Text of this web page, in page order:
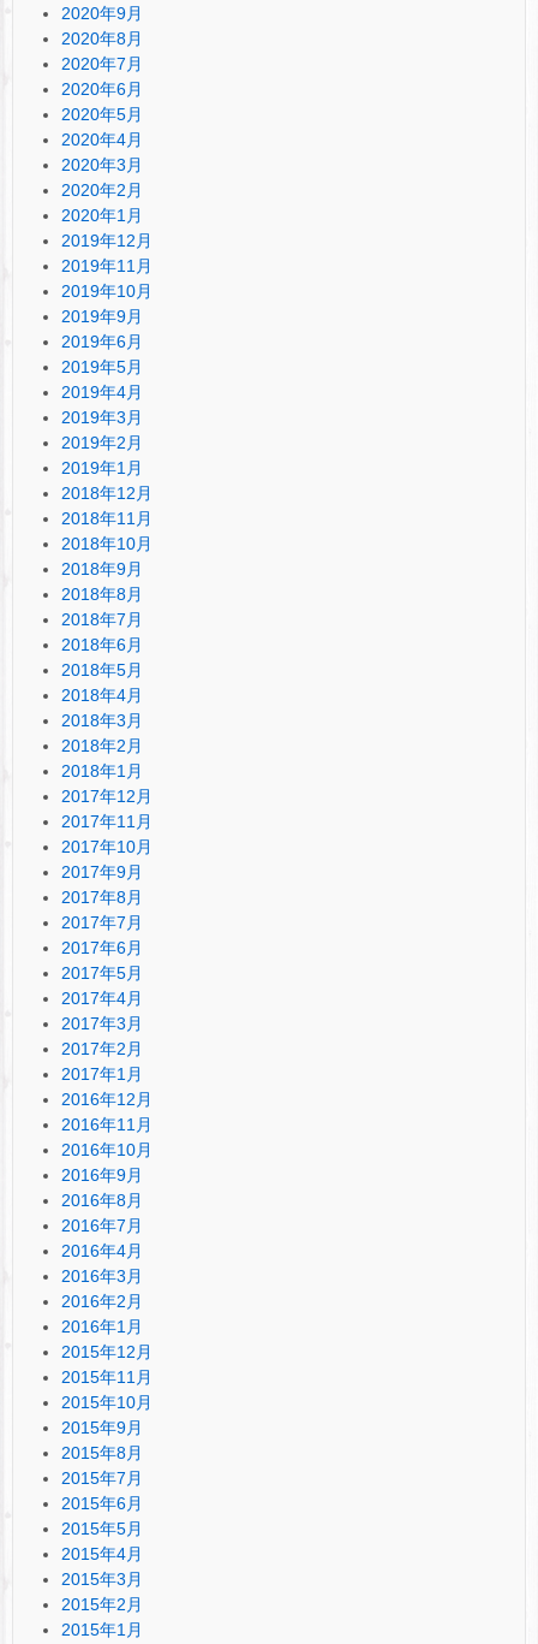
2020年9月
2020年8月
2020年7月
2020年6月
2020年5月
2020年4月
2020年3月
2020年2月
2020年1月
2019年12月
2019年11月
2019年10月
2019年9月
2019年6月
2019年5月
2019年4月
2019年3月
2019年2月
2019年1月
2018年12月
2018年11月
2018年10月
2018年9月
2018年8月
2018年7月
2018年6月
2018年5月
2018年4月
2018年3月
2018年2月
2018年1月
2017年12月
2017年11月
2017年10月
2017年9月
2017年8月
2017年7月
2017年6月
2017年5月
2017年4月
2017年3月
2017年2月
2017年1月
2016年12月
2016年11月
2016年10月
2016年9月
2016年8月
2016年7月
2016年4月
2016年3月
2016年2月
2016年1月
2015年12月
2015年11月
2015年10月
2015年9月
2015年8月
2015年7月
2015年6月
2015年5月
2015年4月
2015年3月
2015年2月
2015年1月